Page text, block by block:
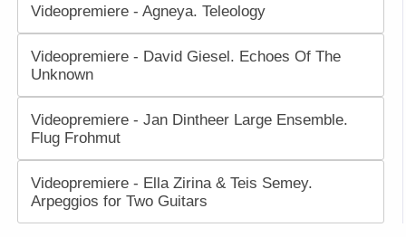
Videopremiere - Agneya. Teleology
Videopremiere - David Giesel. Echoes Of The
Unknown
Videopremiere - Jan Dintheer Large Ensemble.
Flug Frohmut
Videopremiere - Ella Zirina & Teis Semey.
Arpeggios for Two Guitars